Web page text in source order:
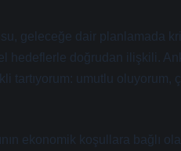
geleceğe dair planlamada
hedeflerle doğrudan ilişkili.
tartıyorum: umutlu oluyorum,
ekonomik koşullara bağlı